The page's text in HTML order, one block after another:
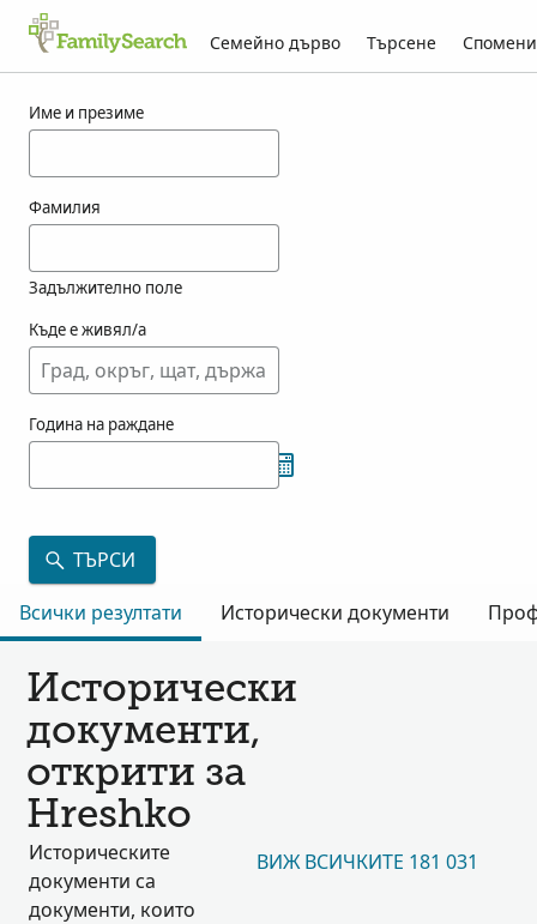
Семейно дърво Търсене Спомени
Име и презиме
Фамилия
Задължително поле
Къде е живял/а
Година на раждане
ТЪРСИ
Всички резултати
Исторически документи
Исторически
документи,
открити за
Hreshko
Историческите
документи са
документи, които
ВИЖ ВСИЧКИТЕ 181 031